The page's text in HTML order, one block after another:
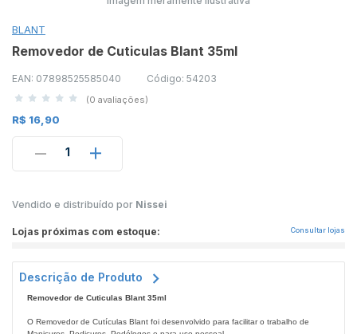
BLANT
Removedor de Cuticulas Blant 35ml
EAN: 07898525585040 Código: 54203
(0 avaliações)
R$ 16,90
1
Vendido e distribuído por Nissei
Lojas próximas com estoque: Consultar lojas
Descrição de Produto
Removedor de Cuticulas Blant 35ml
O Removedor de Cutículas Blant foi desenvolvido para facilitar o trabalho de